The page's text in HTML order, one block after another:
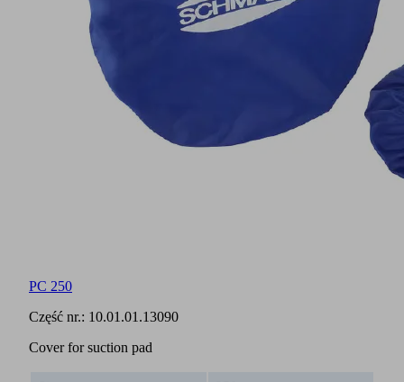
PC 250
Część nr.: 10.01.01.13090
Cover for suction pad